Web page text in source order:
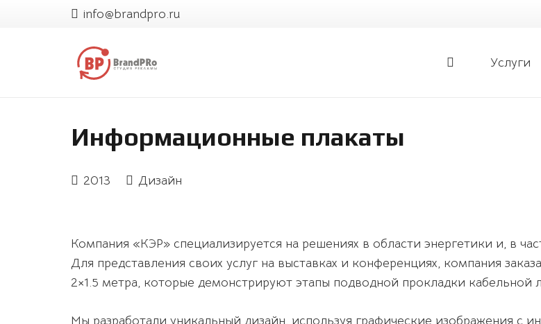
info@brandpro.ru
Услуги
Информационные плакаты
2013 Дизайн
Компания «КЭР» специализируется на решениях в области энергетики и, в
Для представления своих услуг на выставках и конференциях, компания
2×1.5 метра, которые демонстрируют этапы подводной прокладки кабельной
Мы разработали уникальный дизайн, используя графические изображения с